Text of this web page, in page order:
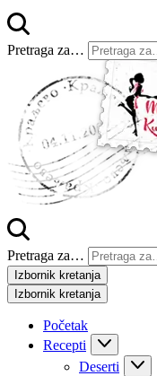
Pretraga za…
Pretraga za…
Izbornik kretanja
Izbornik kretanja
Početak
Recepti
Deserti